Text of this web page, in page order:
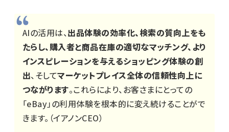
AIの活用は、出品体験の効率化、検索の質向上をも
たらし、購入者と商品在庫の適切なマッチング、より
インスピレーションを与えるショッピング体験の創
出、そしてマーケットプレイス全体の信頼性向上に
つながります。これらにより、お客さまにとっての
「eBay」の利用体験を根本的に変え続けることがで
きます。（イアノンCEO）